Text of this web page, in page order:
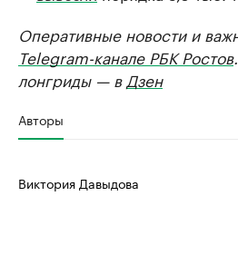
Оперативные новости и
Telegram-канале РБК Ростов
лонгриды — в Дзен
Авторы
Виктория Давыдова